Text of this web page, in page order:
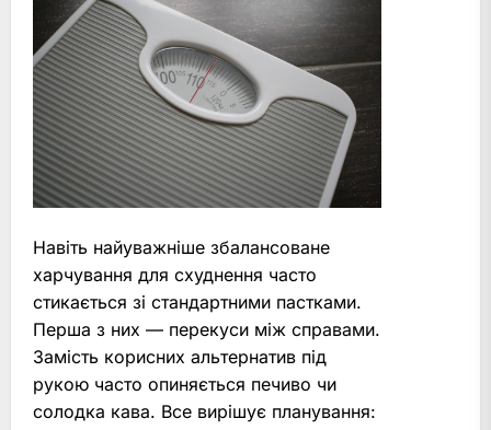
Навіть найуважніше збалансоване
харчування для схуднення часто
стикається зі стандартними пастками.
Перша з них — перекуси між справами.
Замість корисних альтернатив під
рукою часто опиняється печиво чи
солодка кава. Все вирішує планування: